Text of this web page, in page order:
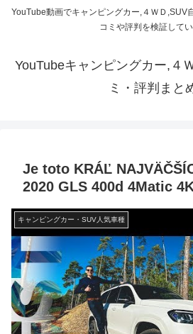
YouTube動画でキャンピングカー,４ＷＤ,SUV
コミや評判を検証してい
YouTubeキャンピングカー,４
ミ・評判まと
Je toto KRÁĽ
2020 GLS 400d 4Matic
キャンピングカー・SUV人気車種